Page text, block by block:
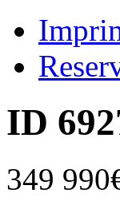
ID
349